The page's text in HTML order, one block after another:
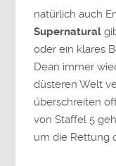
natürlich auch
Supernatural
oder ein klares
Dean immer
düsteren Welt
überschreiten
von Staffel 5
um die Rettung